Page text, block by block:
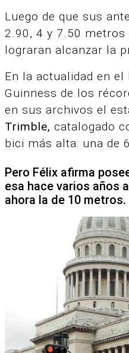
Luego de que sus
2.90, 4 y 7.50
lograran alcanzar la
En la actualidad en
Guinness de los
en sus archivos el
Trimble, catalogado
bici más alta: una de
Pero Félix afirma
esa hace varios años
ahora la de 10 metros.